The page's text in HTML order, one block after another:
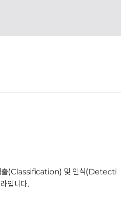
출(Classification) 및 인식(Detecti
입니다.